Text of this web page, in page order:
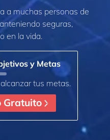
a muchas personas de
seguras,
en la vida.
y Metas
tus metas.
Gratuito